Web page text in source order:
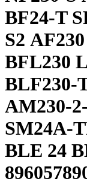
BF24-T
S2
BFL230
ВLF230-
АМ230-
SМ24А-
ВLЕ 24